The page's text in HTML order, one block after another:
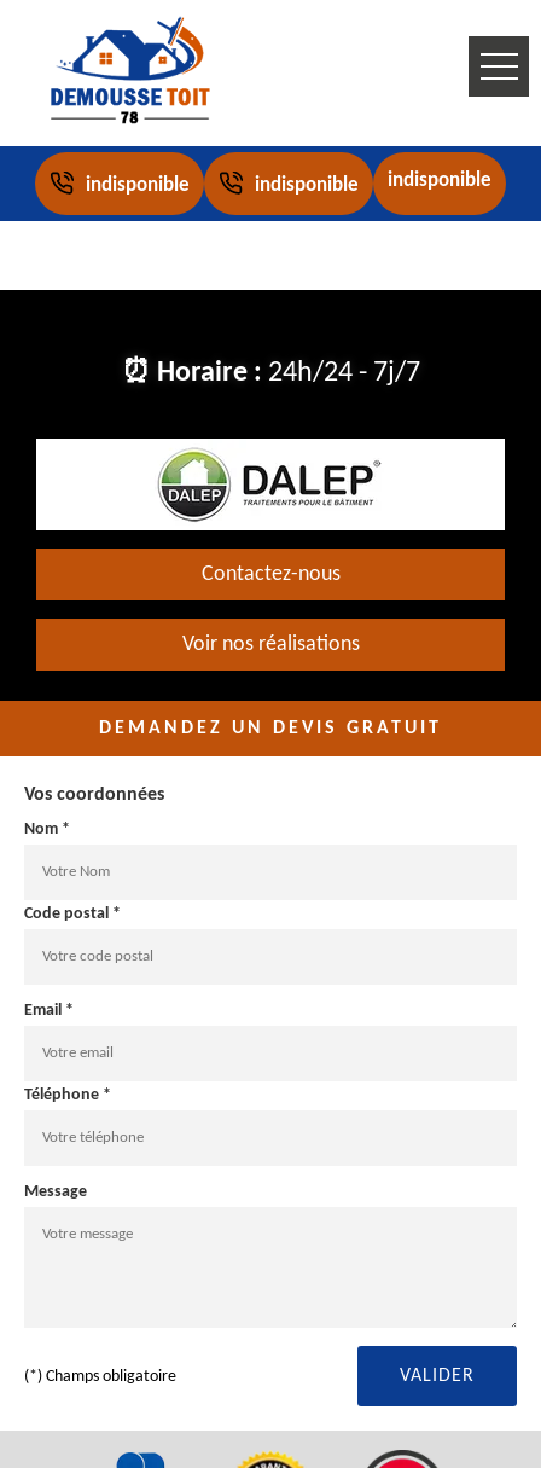
indisponible indisponible indisponible
⏰ Horaire : 24h/24 - 7j/7
Contactez-nous
Voir nos réalisations
DEMANDEZ UN DEVIS GRATUIT
Vos coordonnées
Nom *
Code postal *
Email *
Téléphone *
Message
(*) Champs obligatoire